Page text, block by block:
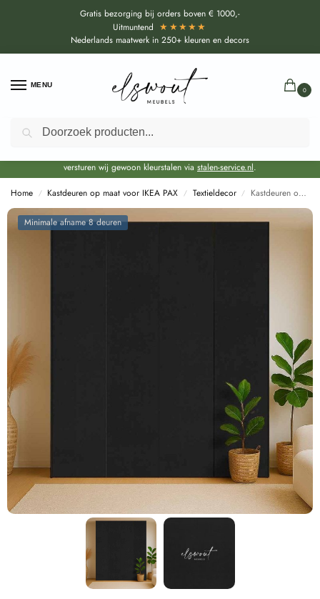
Gratis bezorging bij orders boven € 1000,-
Uitmuntend ★★★★★
Nederlands maatwerk in 250+ kleuren en decors
MENU
0
Door de bouwvakperiode geldt voor alle collecties momenteel een EXTRA
levertijd van circa 3-4 weken bovenop de reguliere levertijd.
versturen wij gewoon kleurstalen via stalen-service.nl.
Home / Kastdeuren op maat voor IKEA PAX / Textieldecor / Kastdeuren op maat PrimoFiore Zwart voor IKEA PAX (DecoLegno U129)
Minimale afname 8 deuren